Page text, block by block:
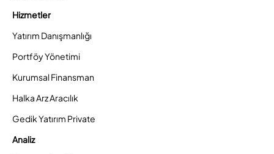
Hizmetler
Yatırım Danışmanlığı
Portföy Yönetimi
Kurumsal Finansman
Halka Arz Aracılık
Gedik Yatırım Private
Analiz